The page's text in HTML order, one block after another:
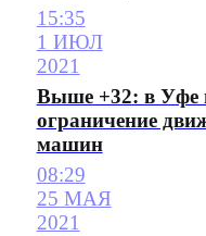
15:35
1 ИЮЛ
2021
Выше +32: в Уфе
ограничение
машин
08:29
25 МАЯ
2021